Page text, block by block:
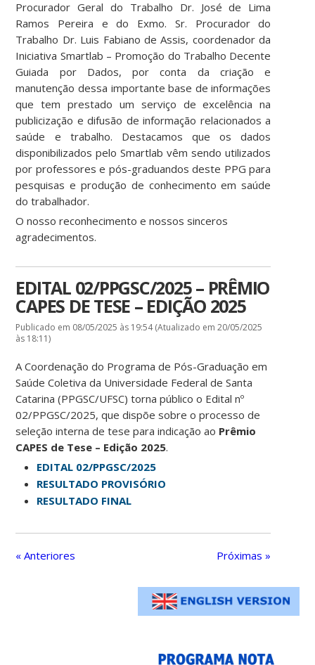
Procurador Geral do Trabalho Dr. José de Lima
Ramos Pereira e do Exmo. Sr. Procurador do
Trabalho Dr. Luis Fabiano de Assis, coordenador da
Iniciativa Smartlab – Promoção do Trabalho Decente
Guiada por Dados, por conta da criação e
manutenção dessa importante base de informações
que tem prestado um serviço de excelência na
publicização e difusão de informação relacionados a
saúde e trabalho. Destacamos que os dados
disponibilizados pelo Smartlab vêm sendo utilizados
por professores e pós-graduandos deste PPG para
pesquisas e produção de conhecimento em saúde
do trabalhador.
O nosso reconhecimento e nossos sinceros
agradecimentos.
EDITAL 02/PPGSC/2025 – PRÊMIO
CAPES DE TESE – EDIÇÃO 2025
Publicado em 08/05/2025 às 19:54 (Atualizado em 20/05/2025
às 18:11)
A Coordenação do Programa de Pós-Graduação em
Saúde Coletiva da Universidade Federal de Santa
Catarina (PPGSC/UFSC) torna público o Edital nº
02/PPGSC/2025, que dispõe sobre o processo de
seleção interna de tese para indicação ao Prêmio
CAPES de Tese – Edição 2025.
EDITAL 02/PPGSC/2025
RESULTADO PROVISÓRIO
RESULTADO FINAL
« Anteriores Próximas »